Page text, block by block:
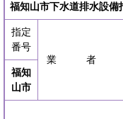
福知山市下水道排水設
指定
番号
業 者
福知
山市